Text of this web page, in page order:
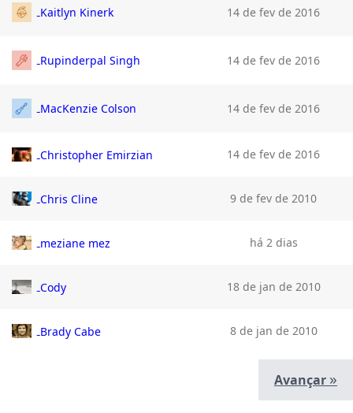
Kaitlyn Kinerk 14 de fev de 2016
Rupinderpal Singh 14 de fev de 2016
MacKenzie Colson 14 de fev de 2016
Christopher Emirzian 14 de fev de 2016
Chris Cline 9 de fev de 2010
meziane mez há 2 dias
Cody 18 de jan de 2010
Brady Cabe 8 de jan de 2010
Avançar »